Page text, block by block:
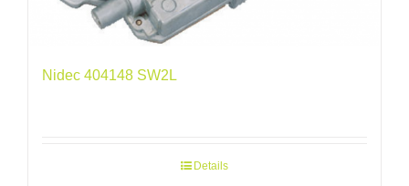
Nidec 404148 SW2L
Details